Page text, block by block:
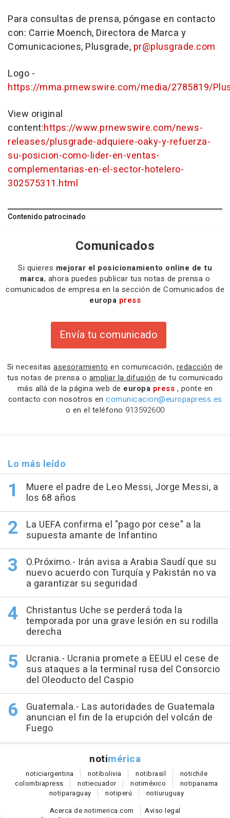
Para consultas de prensa, póngase en contacto
con: Carrie Moench, Directora de Marca y
Comunicaciones, Plusgrade, pr@plusgrade.com
Logo -
https://mma.prnewswire.com/media/2785819/
View original
content:https://www.prnewswire.com/news-
releases/plusgrade-adquiere-oaky-y-refuerza-
su-posicion-como-lider-en-ventas-
complementarias-en-el-sector-hotelero-
302575311.html
Contenido patrocinado
Comunicados
Si quieres mejorar el posicionamiento online de tu
marca, ahora puedes publicar tus notas de prensa o
comunicados de empresa en la sección de Comunicados de
europa press
Envía tu comunicado
Si necesitas asesoramiento en comunicación, redacción de
tus notas de prensa o ampliar la difusión de tu comunicado
más allá de la página web de europa press , ponte en
contacto con nosotros en comunicacion@europapress.es
o en el teléfono 913592600
Lo más leído
Muere el padre de Leo Messi, Jorge Messi, a
los 68 años
La UEFA confirma el "pago por cese" a la
supuesta amante de Infantino
O.Próximo.- Irán avisa a Arabia Saudí que su
nuevo acuerdo con Turquía y Pakistán no va
a garantizar su seguridad
Christantus Uche se perderá toda la
temporada por una grave lesión en su rodilla
derecha
Ucrania.- Ucrania promete a EEUU el cese de
sus ataques a la terminal rusa del Consorcio
del Oleoducto del Caspio
Guatemala.- Las autoridades de Guatemala
anuncian el fin de la erupción del volcán de
Fuego
notimérica
noticiargentina notibolivia notibrasil notichile
colombiapress notiecuador notiméxico notipanama
notiparaguay notiperú notiuruguay
Acerca de notimerica.com
Aviso legal